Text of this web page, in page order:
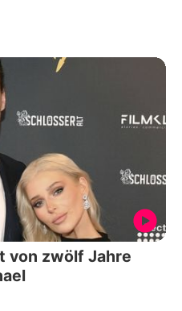
von zwölf Jahre